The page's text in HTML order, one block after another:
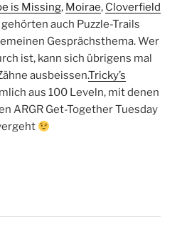
is Missing, Moirae, Cloverfield
auch Puzzle-Trails
Gesprächsthema. Wer
ist, kann sich übrigens mal
ausbeissen.Tricky’s
aus 100 Leveln, mit denen
ARGR Get-Together Tuesday